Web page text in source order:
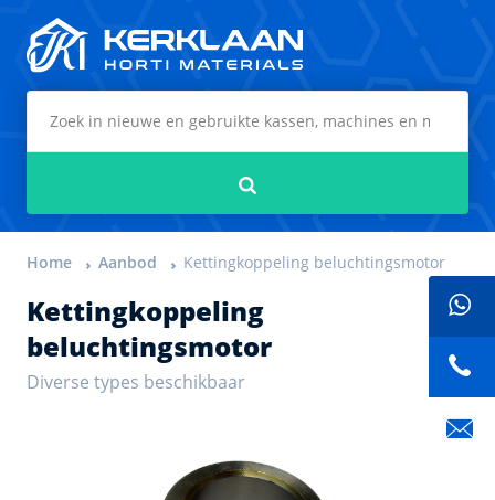
Home Aanbod Kettingkoppeling beluchtingsmotor
Kettingkoppeling
beluchtingsmotor
Diverse types beschikbaar